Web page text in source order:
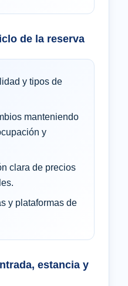
de la reserva
y tipos de
manteniendo
y
clara de precios
y plataformas de
estancia y